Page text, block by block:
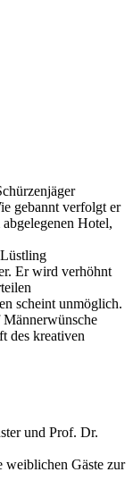
gebannt verfolgt er
Hotel,
Er wird verhöhnt
scheint unmöglich.
Männerwünsche
des kreativen
und Prof. Dr.
weiblichen Gäste zur